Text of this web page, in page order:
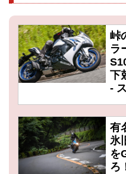
峠
ラ
下
-
有
氷
を
ろ